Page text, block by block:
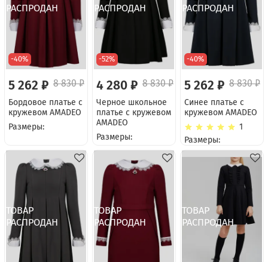
-40%
5 262 ₽ 8 830 ₽
Бордовое платье с
кружевом AMADEO
Размеры:
-52%
4 280 ₽ 8 830 ₽
Черное школьное
платье с кружевом
AMADEO
Размеры:
-40%
5 262 ₽ 8 830 ₽
Синее платье с
кружевом AMADEO
1
Размеры: